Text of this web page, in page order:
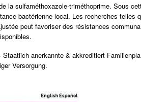
la sulfaméthoxazole-triméthoprime. Sous
bactérienne local. Les recherches telles
peut favoriser des résistances
Staatlich anerkannte & akkreditiert
Versorgung.